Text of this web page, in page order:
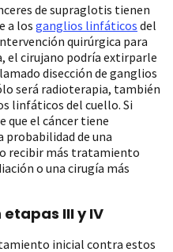
de supraglotis tienen
a los ganglios linfáticos del
quirúrgica para
el cirujano podría extirparle
disección de ganglios
será radioterapia, también
linfáticos del cuello. Si
que el cáncer tiene
probabilidad de una
recibir más tratamiento
o una cirugía más
III y IV
inicial contra estos